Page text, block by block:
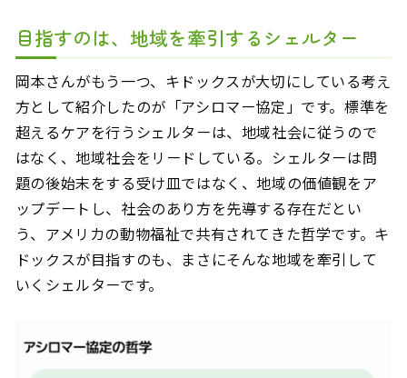
目指すのは、地域を牽引するシェルター
岡本さんがもう一つ、キドックスが大切にしている考え
方として紹介したのが「アシロマー協定」です。標準を
超えるケアを行うシェルターは、地域社会に従うので
はなく、地域社会をリードしている。シェルターは問
題の後始末をする受け皿ではなく、地域の価値観をア
ップデートし、社会のあり方を先導する存在だとい
う、アメリカの動物福祉で共有されてきた哲学です。キ
ドックスが目指すのも、まさにそんな地域を牽引して
いくシェルターです。